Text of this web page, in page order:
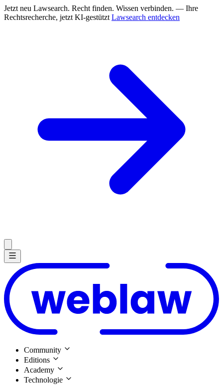
Jetzt neu Lawsearch. Recht finden. Wissen verbinden. — Ihre
Rechtsrecherche, jetzt KI-gestützt Lawsearch entdecken
Community
Editions
Academy
Technologie